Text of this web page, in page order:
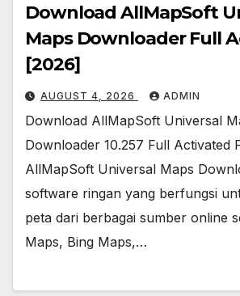
Download AllMapSoft
Maps Downloader Full
[2026]
AUGUST 4, 2026 ADMIN
Download AllMapSoft Universal
Downloader 10.257 Full Activated
AllMapSoft Universal Maps
software ringan yang berfungsi
peta dari berbagai sumber online
Maps, Bing Maps,…